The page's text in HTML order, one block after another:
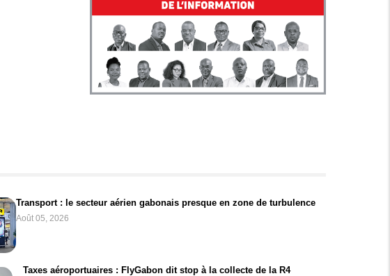
Transport : le secteur aérien gabonais presque en zone de turbulence
Août 05, 2026
Taxes aéroportuaires : FlyGabon dit stop à la collecte de la R4